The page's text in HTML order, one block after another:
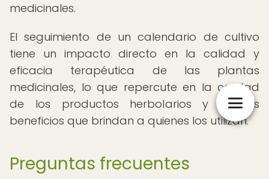
medicinales.
El seguimiento de un calendario de cultivo
tiene un impacto directo en la calidad y
eficacia terapéutica de las plantas
medicinales, lo que repercute en la calidad
de los productos herbolarios y en los
beneficios que brindan a quienes los utilizan.
Preguntas frecuentes